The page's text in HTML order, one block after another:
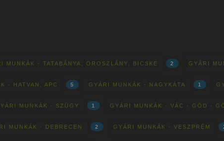
MUNKÁK - TATABÁNYA, OROSZLÁNY, BICSKE 2 GYÁRI
- HATVAN, APC 5 GYÁRI MUNKÁK - NAGYKÁTA 1
MUNKÁK - SZÜGY 1 GYÁRI MUNKÁK - VÁC - GÖD -
MUNKÁK - DEBRECEN 2 GYÁRI MUNKÁK - VESZPRÉM